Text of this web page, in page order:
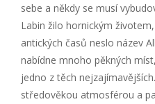
sebe a někdy se musí
Labin žilo hornickým
antických časů neslo název
nabídne mnoho pěkných
jedno z těch
středověkou atmosférou a